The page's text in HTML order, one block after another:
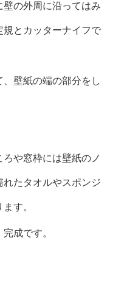
壁の外周に沿ってはみ
規とカッターナイフで
壁紙の端の部分をし
や窓枠には壁紙のノ
れたタオルやスポンジ
す。
成です。